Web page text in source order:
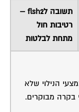
תשובה לflsh2 –
רטיבות חול
מתחת לבלטות
במצעי הנילוי שלא